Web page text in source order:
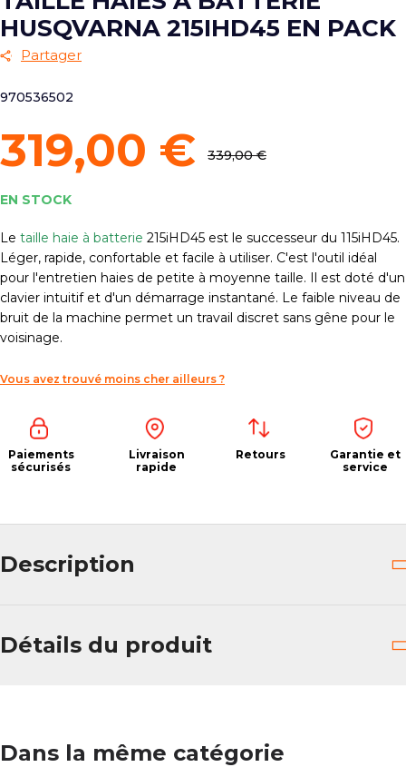
HUSQVARNA 215IHD45 EN PACK
Partager
970536502
319,00 € 339,00 €
EN STOCK
Le taille haie à batterie 215iHD45 est le successeur du 115iHD45.
Léger, rapide, confortable et facile à utiliser. C'est l'outil idéal
pour l'entretien haies de petite à moyenne taille. Il est doté d'un
clavier intuitif et d'un démarrage instantané. Le faible niveau de
bruit de la machine permet un travail discret sans gêne pour le
voisinage.
Vous avez trouvé moins cher ailleurs ?
Paiements
sécurisés
Livraison
rapide
Retours
Garantie et
service
Description
Détails du produit
Dans la même catégorie